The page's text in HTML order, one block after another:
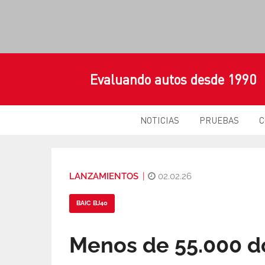
Evaluando autos desde 1990
NOTICIAS PRUEBAS
LANZAMIENTOS 02.02.26
BAIC BJ40
Menos de 55.000